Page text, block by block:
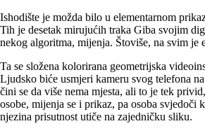
Ishodište je možda bilo u elementarnom
Tih je desetak mirujućih traka Giba svojim
nekog algoritma, mijenja. Štoviše, na svim
Ta se složena kolorirana geometrijska
Ljudsko biće usmjeri kameru svog telefona na
čini se da više nema mjesta, ali to je tek
osobe, mijenja se i prikaz, pa osoba
njezina prisutnost utiče na zajedničku sliku.